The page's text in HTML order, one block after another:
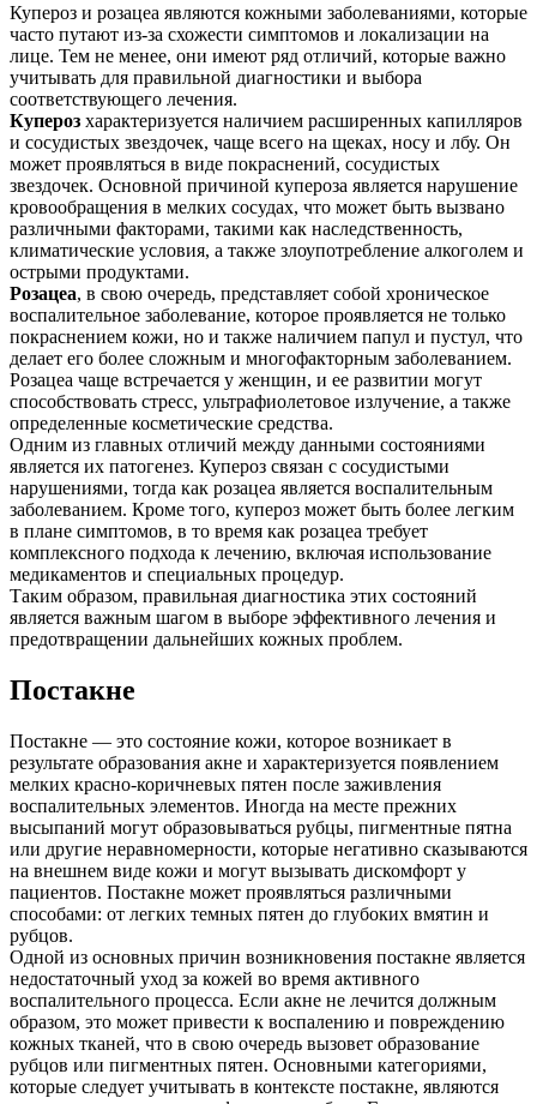
Купероз и розацеа являются кожными заболеваниями, которые
часто путают из-за схожести симптомов и локализации на
лице. Тем не менее, они имеют ряд отличий, которые важно
учитывать для правильной диагностики и выбора
соответствующего лечения.
Купероз характеризуется наличием расширенных капилляров
и сосудистых звездочек, чаще всего на щеках, носу и лбу. Он
может проявляться в виде покраснений, сосудистых
звездочек. Основной причиной купероза является нарушение
кровообращения в мелких сосудах, что может быть вызвано
различными факторами, такими как наследственность,
климатические условия, а также злоупотребление алкоголем и
острыми продуктами.
Розацеа, в свою очередь, представляет собой хроническое
воспалительное заболевание, которое проявляется не только
покраснением кожи, но и также наличием папул и пустул, что
делает его более сложным и многофакторным заболеванием.
Розацеа чаще встречается у женщин, и ее развитии могут
способствовать стресс, ультрафиолетовое излучение, а также
определенные косметические средства.
Одним из главных отличий между данными состояниями
является их патогенез. Купероз связан с сосудистыми
нарушениями, тогда как розацеа является воспалительным
заболеванием. Кроме того, купероз может быть более легким
в плане симптомов, в то время как розацеа требует
комплексного подхода к лечению, включая использование
медикаментов и специальных процедур.
Таким образом, правильная диагностика этих состояний
является важным шагом в выборе эффективного лечения и
предотвращении дальнейших кожных проблем.
Постакне
Постакне — это состояние кожи, которое возникает в
результате образования акне и характеризуется появлением
мелких красно-коричневых пятен после заживления
воспалительных элементов. Иногда на месте прежних
высыпаний могут образовываться рубцы, пигментные пятна
или другие неравномерности, которые негативно сказываются
на внешнем виде кожи и могут вызывать дискомфорт у
пациентов. Постакне может проявляться различными
способами: от легких темных пятен до глубоких вмятин и
рубцов.
Одной из основных причин возникновения постакне является
недостаточный уход за кожей во время активного
воспалительного процесса. Если акне не лечится должным
образом, это может привести к воспалению и повреждению
кожных тканей, что в свою очередь вызовет образование
рубцов или пигментных пятен. Основными категориями,
которые следует учитывать в контексте постакне, являются